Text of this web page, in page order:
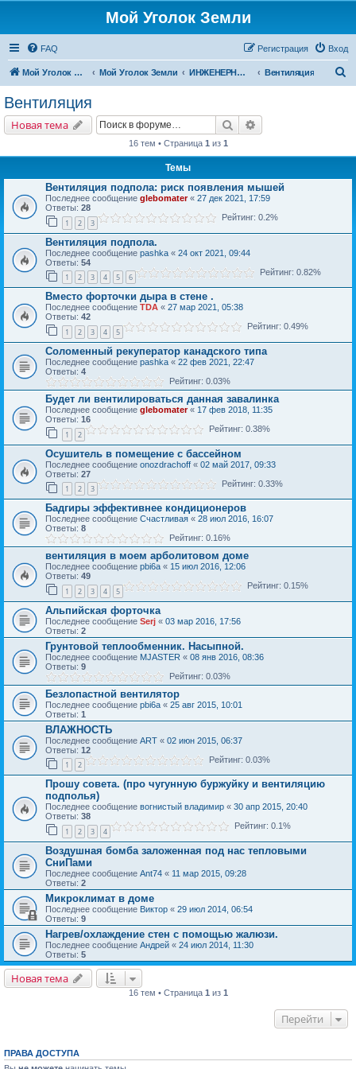
Мой Уголок Земли
FAQ Вход
Регистрация
Мой Уголок Земли Мой Уголок Земли ИНЖЕНЕРНЫЕ СИСТЕМЫ Вентиляция
Вентиляция
Новая тема Поиск
16 тем • Страница 1 из 1
Темы
Вентиляция подпола: риск появления мышей
Последнее сообщение glebomater« 27 дек 2021, 17:59
Ответы: 28
1 2 3
Рейтинг: 0.2%
Вентиляция подпола.
Последнее сообщение pashka « 24 окт 2021, 09:44
Ответы: 54
1 2 3 4 5 6
Рейтинг: 0.82%
Вместо форточки дыра в стене .
Последнее сообщение TDA « 27 мар 2021, 05:38
Ответы: 42
1 2 3 4 5
Рейтинг: 0.49%
Соломенный рекуператор канадского типа
Последнее сообщение pashka « 22 фев 2021, 22:47
Ответы: 4
Рейтинг: 0.03%
Будет ли вентилироваться данная завалинка
Последнее сообщение glebomater« 17 фев 2018, 11:35
Ответы: 16
1 2
Рейтинг: 0.38%
Осушитель в помещение с бассейном
Последнее сообщение onozdrachoff « 02 май 2017, 09:33
Ответы: 27
1 2 3
Рейтинг: 0.33%
Бадгиры эффективнее кондиционеров
Последнее сообщение Счастливая « 28 июл 2016, 16:07
Ответы: 8
Рейтинг: 0.16%
вентиляция в моем арболитовом доме
Последнее сообщение pbi6a « 15 июл 2016, 12:06
Ответы: 49
1 2 3 4 5
Рейтинг: 0.15%
Альпийская форточка
Последнее сообщение Serj « 03 мар 2016, 17:56
Ответы: 2
Грунтовой теплообменник. Насыпной.
Последнее сообщение MJASTER « 08 янв 2016, 08:36
Ответы: 9
Рейтинг: 0.03%
Безлопастной вентилятор
Последнее сообщение pbi6a « 25 авг 2015, 10:01
Ответы: 1
ВЛАЖНОСТЬ
Последнее сообщение ART « 02 июн 2015, 06:37
Ответы: 12
1 2
Рейтинг: 0.03%
Прошу совета. (про чугунную буржуйку и вентиляцию
подполья)
Последнее сообщение вогнистый владимир « 30 апр 2015, 20:40
Ответы: 38
1 2 3 4
Рейтинг: 0.1%
Воздушная бомба заложенная под нас тепловыми
СниПами
Последнее сообщение Ant74 « 11 мар 2015, 09:28
Ответы: 2
Микроклимат в доме
Последнее сообщение Виктор « 29 июл 2014, 06:54
Ответы: 9
Нагрев/охлаждение стен с помощью жалюзи.
Последнее сообщение Андрей « 24 июл 2014, 11:30
Ответы: 5
Новая тема
16 тем • Страница 1 из 1
Перейти
ПРАВА ДОСТУПА